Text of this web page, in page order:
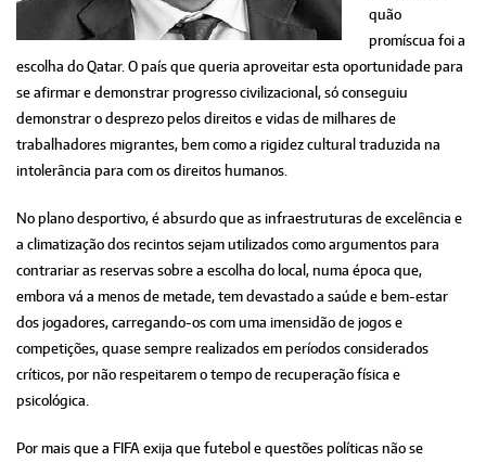
quão
promíscua foi a
escolha do Qatar. O país que queria aproveitar esta oportunidade para
se afirmar e demonstrar progresso civilizacional, só conseguiu
demonstrar o desprezo pelos direitos e vidas de milhares de
trabalhadores migrantes, bem como a rigidez cultural traduzida na
intolerância para com os direitos humanos.
No plano desportivo, é absurdo que as infraestruturas de excelência e
a climatização dos recintos sejam utilizados como argumentos para
contrariar as reservas sobre a escolha do local, numa época que,
embora vá a menos de metade, tem devastado a saúde e bem-estar
dos jogadores, carregando-os com uma imensidão de jogos e
competições, quase sempre realizados em períodos considerados
críticos, por não respeitarem o tempo de recuperação física e
psicológica.
Por mais que a FIFA exija que futebol e questões políticas não se